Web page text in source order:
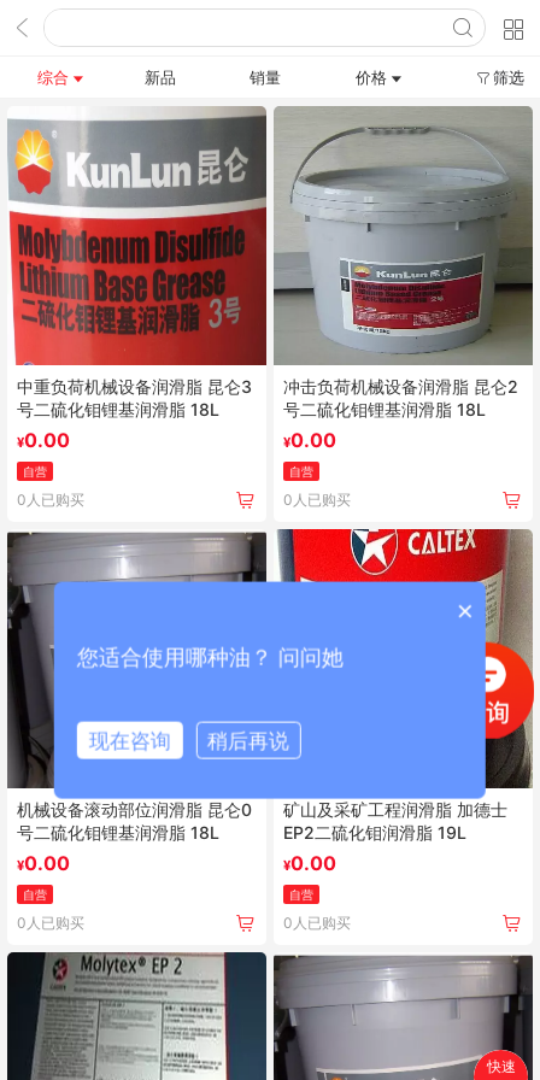
综合 新品 销量 价格 筛选
中重负荷机械设备润滑脂 昆仑3
号二硫化钼锂基润滑脂 18L
¥0.00
自营
0人已购买
冲击负荷机械设备润滑脂 昆仑2
号二硫化钼锂基润滑脂 18L
¥0.00
自营
0人已购买
机械设备滚动部位润滑脂 昆仑0
号二硫化钼锂基润滑脂 18L
¥0.00
自营
0人已购买
矿山及采矿工程润滑脂 加德士
EP2二硫化钼润滑脂 19L
¥0.00
自营
0人已购买
快速
×
您适合使用哪种油？ 问问她
现在咨询 稍后再说